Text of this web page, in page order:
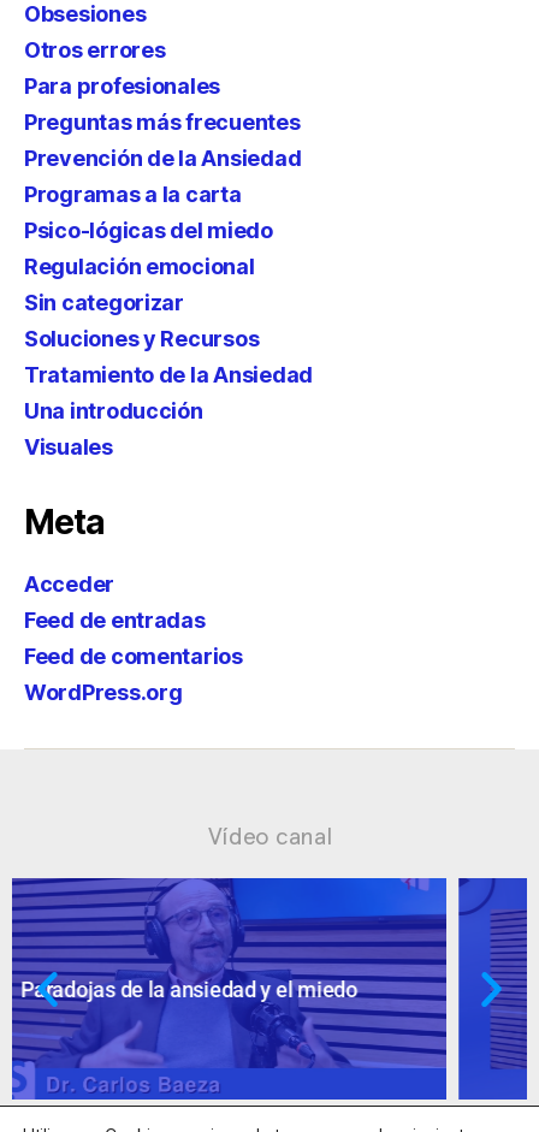
Obsesiones
Otros errores
Para profesionales
Preguntas más frecuentes
Prevención de la Ansiedad
Programas a la carta
Psico-lógicas del miedo
Regulación emocional
Sin categorizar
Soluciones y Recursos
Tratamiento de la Ansiedad
Una introducción
Visuales
Meta
Acceder
Feed de entradas
Feed de comentarios
WordPress.org
Vídeo canal
Ansiedad: supuestos cuestionables